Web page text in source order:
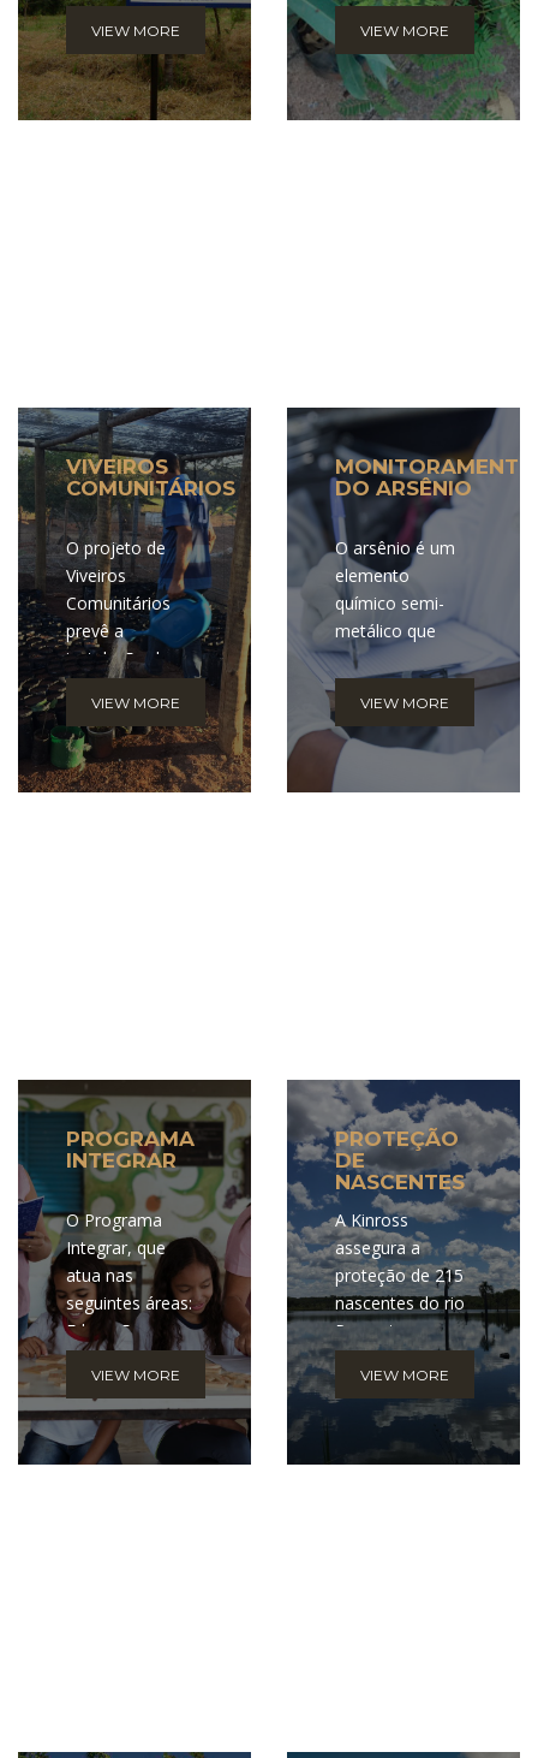
Unem, em
parceria com a
Associação dos
Produtores e
Agricultores
VIEW MORE
mudas, que
passou a ser
itinerante. Agora,
o estande do
programa
VIEW MORE
VIVEIROS
COMUNITÁRIOS
O projeto de
Viveiros
Comunitários
prevê a
instalação de
viveiros de
mudas de
árvores nativas
na comunidade
rural de Santa
VIEW MORE
MONITORAMENTO
DO ARSÊNIO
O arsênio é um
elemento
químico semi-
metálico que
ocorre
naturalmente em
rochas, no solo,
na água, no ar,
em plantas e em
animais, e é
VIEW MORE
PROGRAMA
INTEGRAR
O Programa
Integrar, que
atua nas
seguintes áreas:
Educação,
Cultura, Geração
de Trabalho e
Renda e Meio
Ambiente
VIEW MORE
PROTEÇÃO
DE
NASCENTES
A Kinross
assegura a
proteção de 215
nascentes do rio
Paracatu, numa
área de 1650
hectares e que
compreende 155
propriedades
rurais.
VIEW MORE